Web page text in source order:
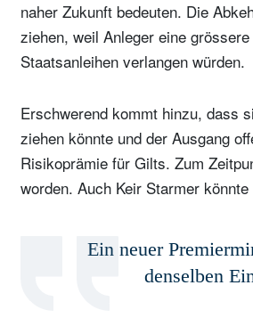
naher Zukunft bedeuten. Die
ziehen, weil Anleger eine
Staatsanleihen verlangen würden.
Erschwerend kommt hinzu, dass
ziehen könnte und der Ausgang
Risikoprämie für Gilts. Zum
worden. Auch Keir Starmer
Ein neuer
denselben
Newsletter
Select an Option
Titel
Select an
Wohnsitzland